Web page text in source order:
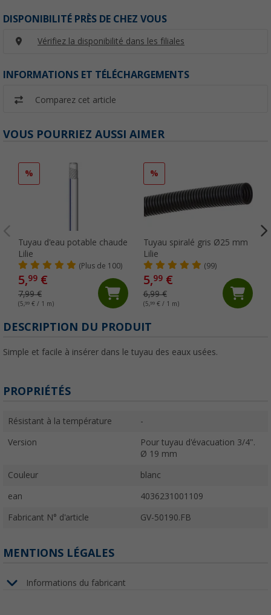
DISPONIBILITÉ PRÈS DE CHEZ VOUS
Vérifiez la disponibilité dans les filiales
INFORMATIONS ET TÉLÉCHARGEMENTS
Comparez cet article
VOUS POURRIEZ AUSSI AIMER
%
Tuyau d'eau potable chaude
Lilie
(Plus de 100)
5,99 €
7,99 €
(5,99 € / 1 m)
%
Tuyau spiralé gris Ø25 mm
Lilie
(99)
5,99€
6,99 €
(5,99€ / 1 m)
DESCRIPTION DU PRODUIT
Simple et facile à insérer dans le tuyau des eaux usées.
PROPRIÉTÉS
Résistant à la température -
Version
Pour tuyau d'évacuation 3/4".
Ø 19 mm
Couleur blanc
ean 4036231001109
Fabricant N° d'article GV-50190.FB
MENTIONS LÉGALES
Informations du fabricant